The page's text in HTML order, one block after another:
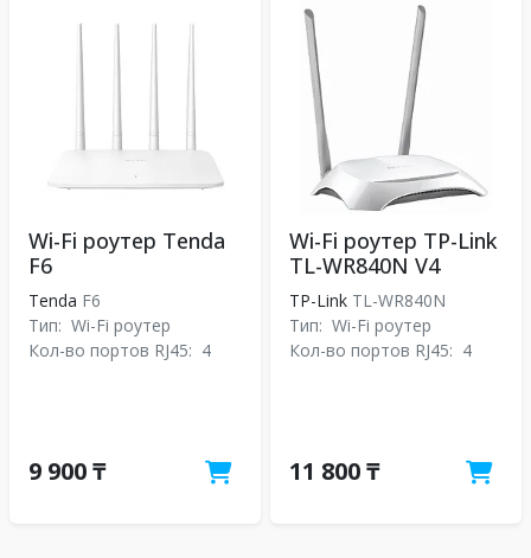
Wi-Fi роутер Tenda
F6
Tenda F6
Тип: Wi-Fi роутер
Кол-во портов RJ45: 4
9 900 ₸
Wi-Fi роутер TP-Link
TL-WR840N V4
TP-Link TL-WR840N
Тип: Wi-Fi роутер
Кол-во портов RJ45: 4
11 800 ₸